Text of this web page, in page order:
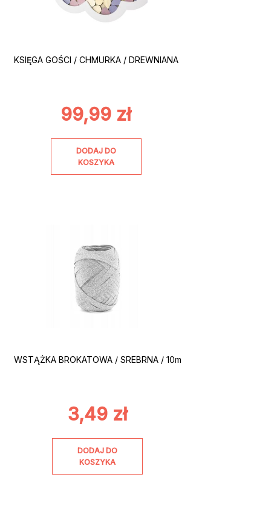
KSIĘGA GOŚCI / CHMURKA / DREWNIANA
99,99 zł
DODAJ DO
KOSZYKA
WSTĄŻKA BROKATOWA / SREBRNA / 10m
3,49 zł
DODAJ DO
KOSZYKA